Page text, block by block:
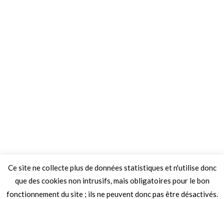
Ce site ne collecte plus de données statistiques et n'utilise donc
que des cookies non intrusifs, mais obligatoires pour le bon
fonctionnement du site ; ils ne peuvent donc pas être désactivés.